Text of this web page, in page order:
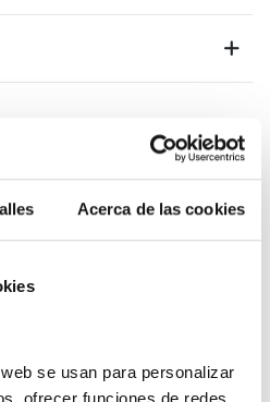
Acerca de las cookies
se usan para personalizar